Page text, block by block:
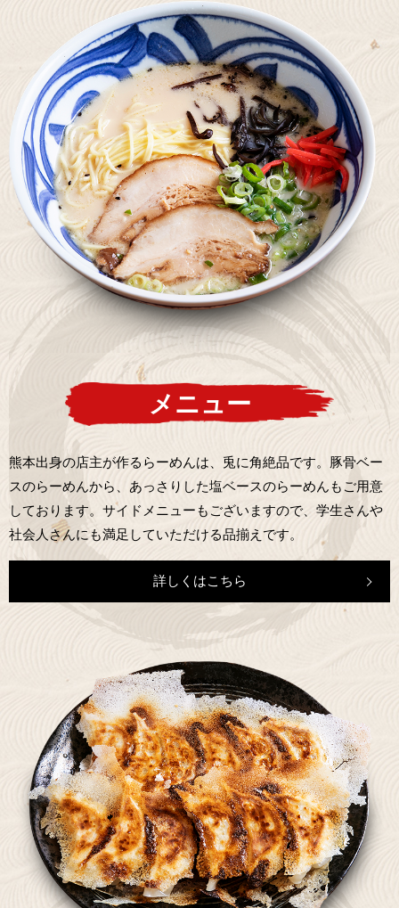
メニュー
熊本出身の店主が作るらーめんは、兎に角絶品です。豚骨ベー
スのらーめんから、あっさりした塩ベースのらーめんもご用意
しております。サイドメニューもございますので、学生さんや
社会人さんにも満足していただける品揃えです。
詳しくはこちら